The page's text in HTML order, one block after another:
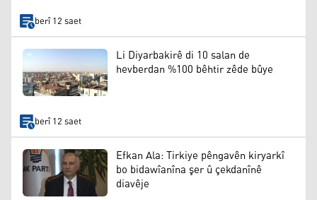
berî 12 saet
Li Diyarbakirê di 10 salan de
hevberdan %100 bêhtir zêde bûye
berî 12 saet
Efkan Ala: Tirkiye pêngavên kiryarkî
bo bidawîanîna şer û çekdanînê
diavêje